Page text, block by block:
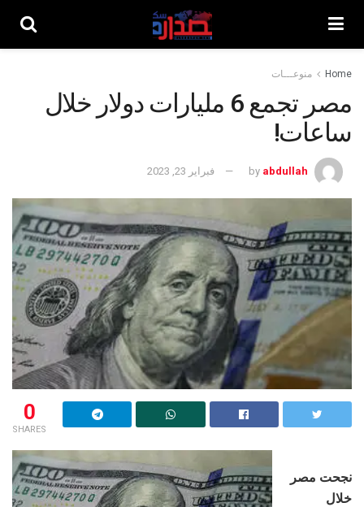
Home منوعـــات
مصر تجمع 6 مليارات دولار خلال
ساعات!
by abdullah فبراير 23, 2023
0
SHARES
نجحت مصر
خلال